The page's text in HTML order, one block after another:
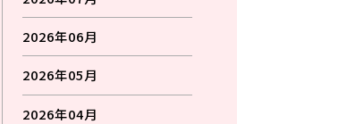
2026年06月
2026年05月
2026年04月